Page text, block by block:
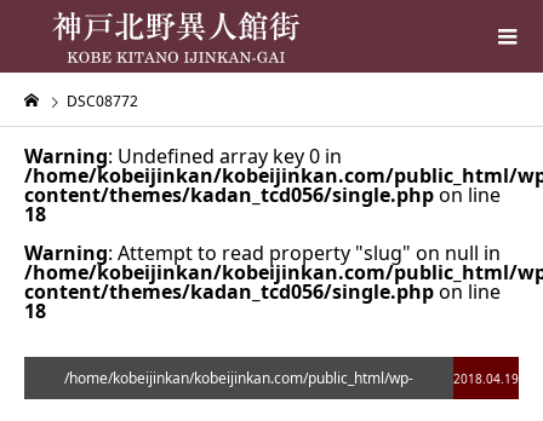
DSC08772
Warning: Undefined array key 0 in
/home/kobeijinkan/kobeijinkan.com/public_html/
content/themes/kadan_tcd056/single.phpon line
18
Warning: Attempt to read property "slug" on null in
/home/kobeijinkan/kobeijinkan.com/public_html/
content/themes/kadan_tcd056/single.phpon line
18
/home/kobeijinkan/kobeijinkan.com/public_html/wp- 2018.04.19